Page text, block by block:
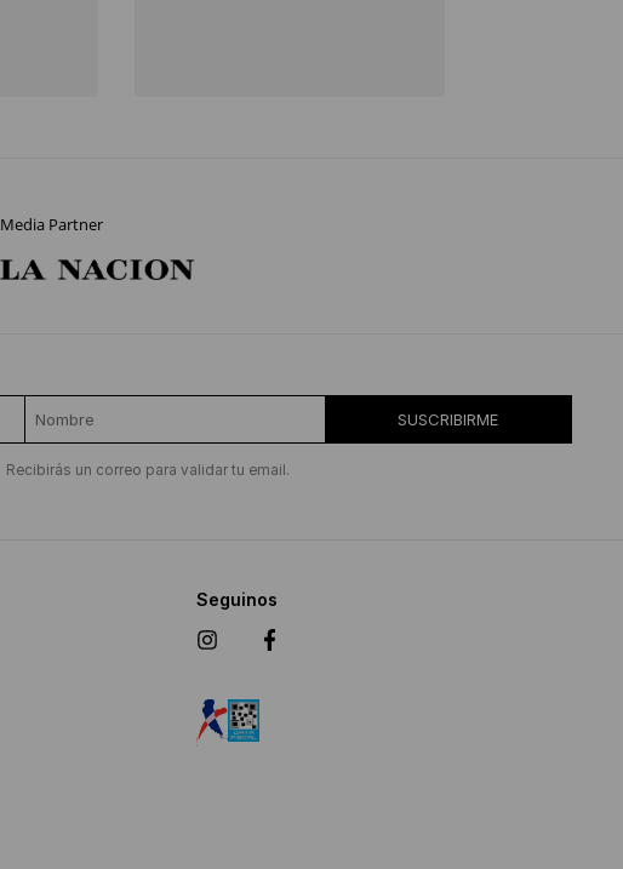
Media Partner
SUSCRIBIRME
Recibirás un correo para validar tu email.
Seguinos